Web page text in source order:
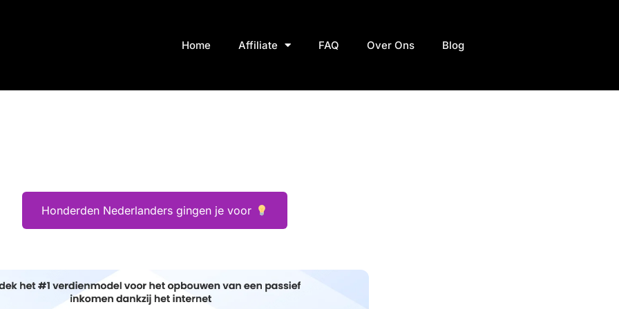
Home Affiliate FAQ Over Ons Blog
Honderden Nederlanders gingen je voor